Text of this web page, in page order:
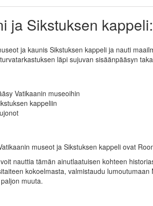
ja Sikstuksen
ja kaunis Sikstuksen kappeli ja nauti
läpi sujuvan sisäänpääsyn
Vatikaanin museoihin
kappeliin
museot ja Sikstuksen kappeli ovat
nauttia tämän ainutlaatuisen kohteen
kokoelmasta, valmistaudu
muuta.